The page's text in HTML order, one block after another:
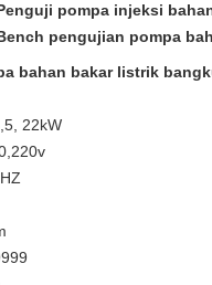
pompa injeksi
pengujian pompa
bahan bakar listrik
22kW